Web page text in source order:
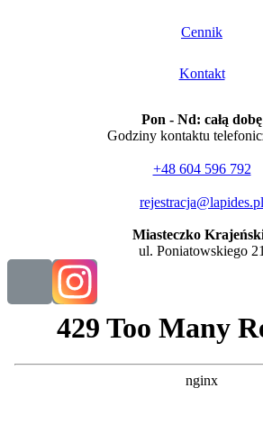
Cennik
Kontakt
Pon - Nd: całą dobę
Godziny kontaktu
+48 604 596 792
rejestracja@lapides.pl
Miasteczko
ul. Poniatowskiego 21